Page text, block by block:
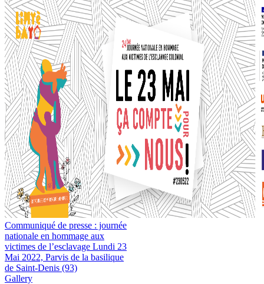
Communiqué de presse : journée
nationale en hommage aux
victimes de l’esclavage Lundi 23
Mai 2022, Parvis de la basilique
de Saint-Denis (93)
Gallery